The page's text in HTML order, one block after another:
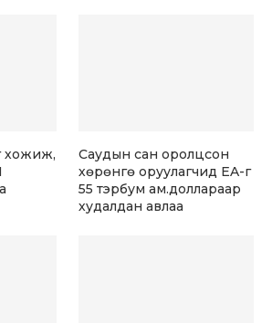
хожиж,
Саудын сан оролцсон
хөрөнгө оруулагчид EA-г
55 тэрбум ам.доллараар
худалдан авлаа